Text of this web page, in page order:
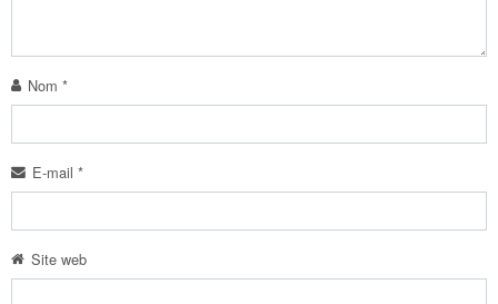
Nom *
E-mail *
Site web